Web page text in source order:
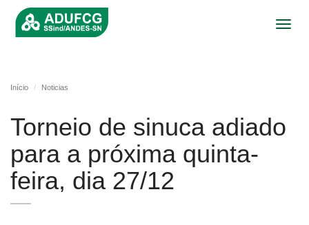
Início Noticias
Torneio de sinuca adiado
para a próxima quinta-
feira, dia 27/12